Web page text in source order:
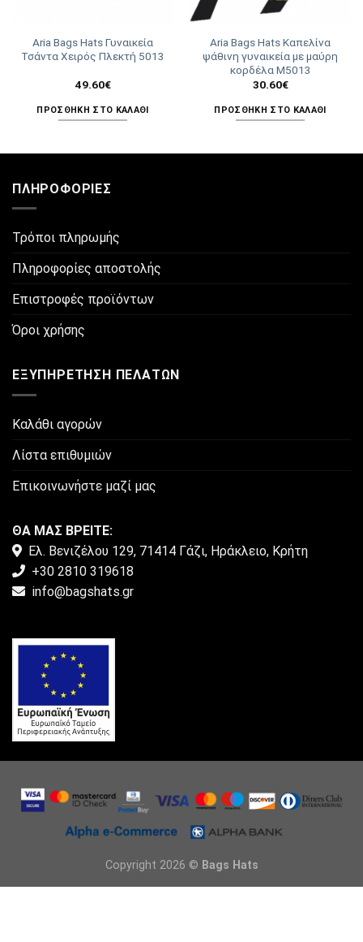
Aria Bags Hats Γυναικεία
Τσάντα Χειρός Πλεκτή 5013
49.60€
ΠΡΟΣΘΉΚΗ ΣΤΟ ΚΑΛΆΘΙ
Aria Bags Hats Καπελίνα
ψάθινη γυναικεία με μαύρη
κορδέλα Μ5013
30.60€
ΠΡΟΣΘΉΚΗ ΣΤΟ ΚΑΛΆΘΙ
ΠΛΗΡΟΦΟΡΊΕΣ
Τρόποι πληρωμής
Πληροφορίες αποστολής
Επιστροφές προϊόντων
Όροι χρήσης
ΕΞΥΠΗΡΈΤΗΣΗ ΠΕΛΑΤΏΝ
Καλάθι αγορών
Λίστα επιθυμιών
Επικοινωνήστε μαζί μας
ΘΑ ΜΑΣ ΒΡΕΙΤΕ:
Ελ. Βενιζέλου 129, 71414 Γάζι, Ηράκλειο, Κρήτη
+30 2810 319618
info@bagshats.gr
Copyright 2026 © Bags Hats